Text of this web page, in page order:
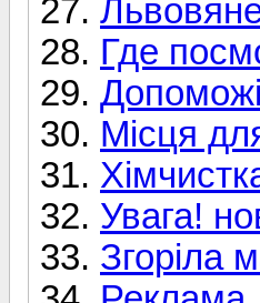
Где
Місця
Увага!
Згоріла